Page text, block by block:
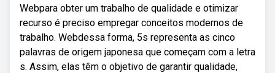
Webpara obter um trabalho de qualidade e otimizar
recurso é preciso empregar conceitos modernos de
trabalho. Webdessa forma, 5s representa as cinco
palavras de origem japonesa que começam com a letra
s. Assim, elas têm o objetivo de garantir qualidade,